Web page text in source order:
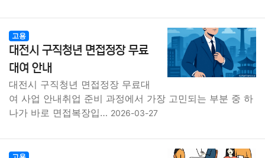
고용
대전시 구직청년 면접정장 무료
대여 안내
대전시 구직청년 면접정장 무료대
여 사업 안내취업 준비 과정에서 가장 고민되는 부분 중 하
나가 바로 면접복장입… 2026-03-27